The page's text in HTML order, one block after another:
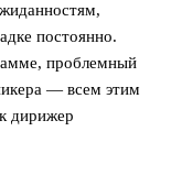
постоянно.
проблемный
— всем этим
дирижер